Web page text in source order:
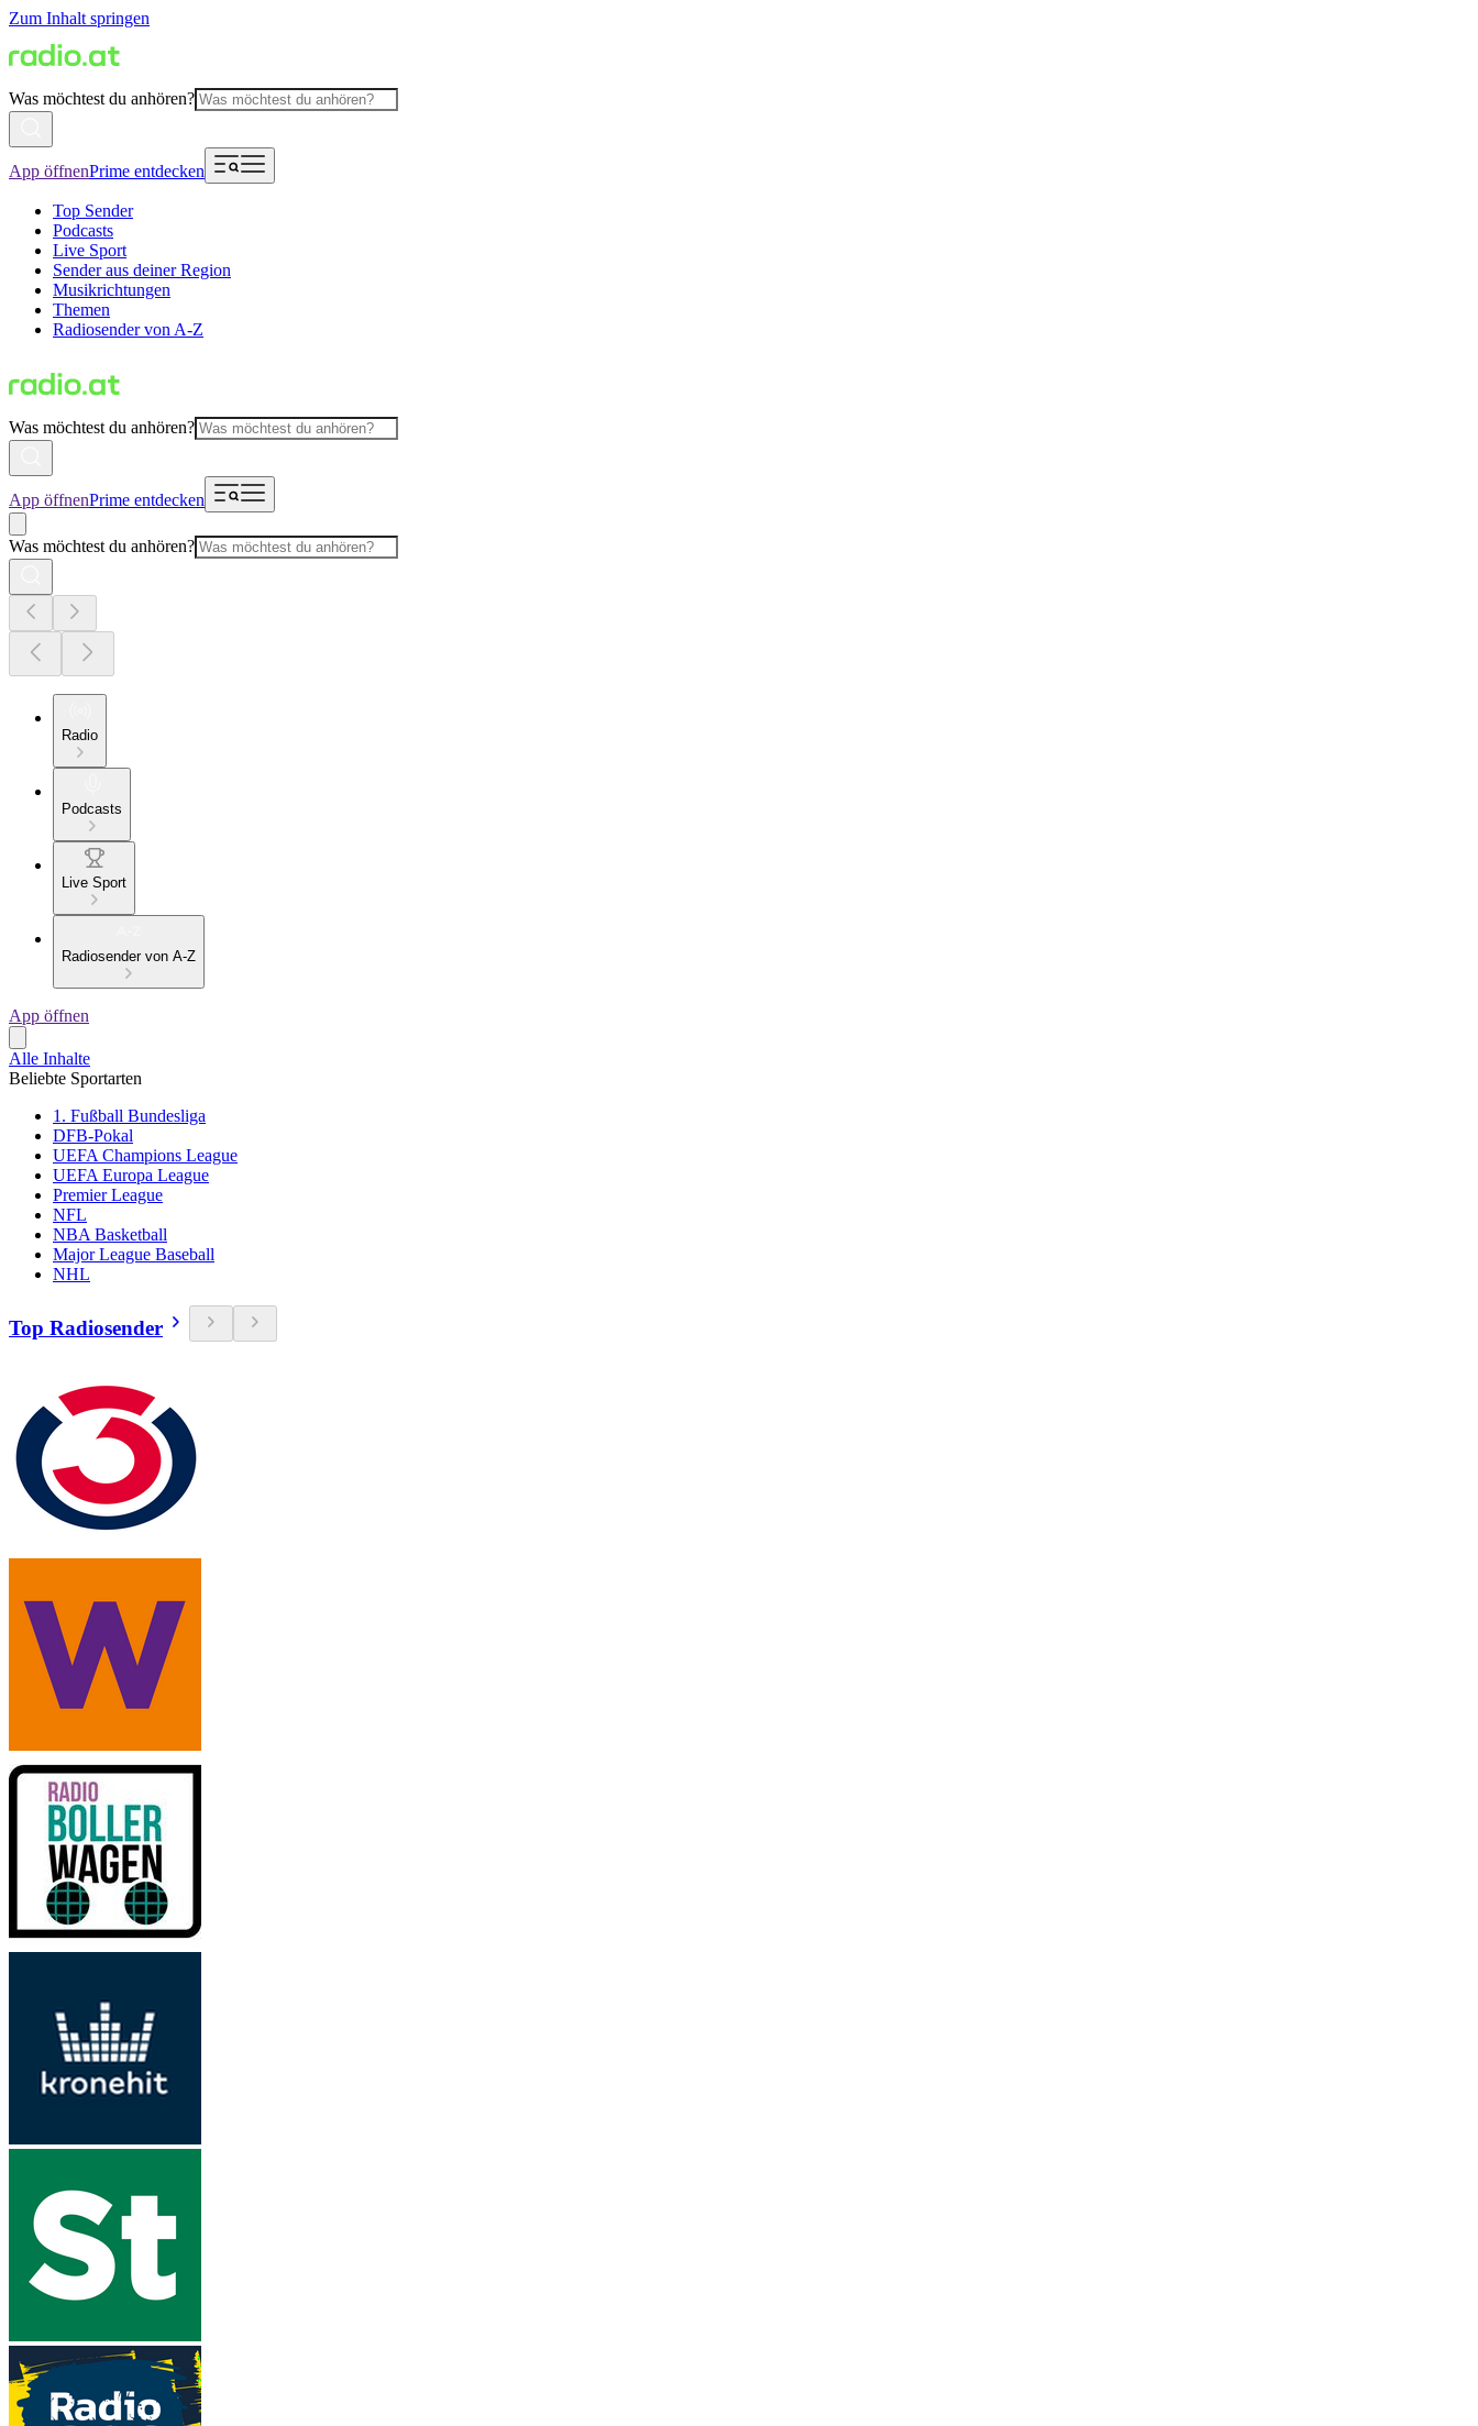
Zum Inhalt springen
Was möchtest du anhören?
App öffnenPrime entdecken
Top Sender
Podcasts
Live Sport
Sender aus deiner Region
Musikrichtungen
Themen
Radiosender von A-Z
Was möchtest du anhören?
App öffnenPrime entdecken
Was möchtest du anhören?
Radio
Podcasts
Live Sport
Radiosender von A-Z
App öffnen
Alle Inhalte
Beliebte Sportarten
1. Fußball Bundesliga
DFB-Pokal
UEFA Champions League
UEFA Europa League
Premier League
NFL
NBA Basketball
Major League Baseball
NHL
Top Radiosender